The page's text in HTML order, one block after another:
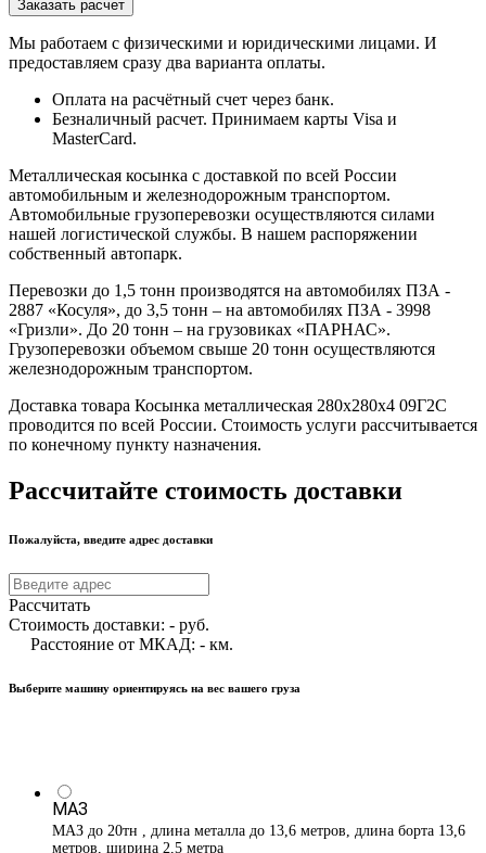
Мы работаем с физическими и юридическими лицами. И
предоставляем сразу два варианта оплаты.
Оплата на расчётный счет через банк.
Безналичный расчет. Принимаем карты Visa и
MasterCard.
Металлическая косынка с доставкой по всей России
автомобильным и железнодорожным транспортом.
Автомобильные грузоперевозки осуществляются силами
нашей логистической службы. В нашем распоряжении
собственный автопарк.
Перевозки до 1,5 тонн производятся на автомобилях ПЗА -
2887 «Косуля», до 3,5 тонн – на автомобилях ПЗА - 3998
«Гризли». До 20 тонн – на грузовиках «ПАРНАС».
Грузоперевозки объемом свыше 20 тонн осуществляются
железнодорожным транспортом.
Доставка товара Косынка металлическая 280х280х4 09Г2С
проводится по всей России. Стоимость услуги рассчитывается
по конечному пункту назначения.
Рассчитайте стоимость доставки
Пожалуйста, введите адрес доставки
Рассчитать
Стоимость доставки: - руб.
Расстояние от МКАД: - км.
Выберите машину ориентируясь на вес вашего груза
МАЗ
МАЗ до 20тн , длина металла до 13,6 метров, длина борта 13,6
метров, ширина 2,5 метра